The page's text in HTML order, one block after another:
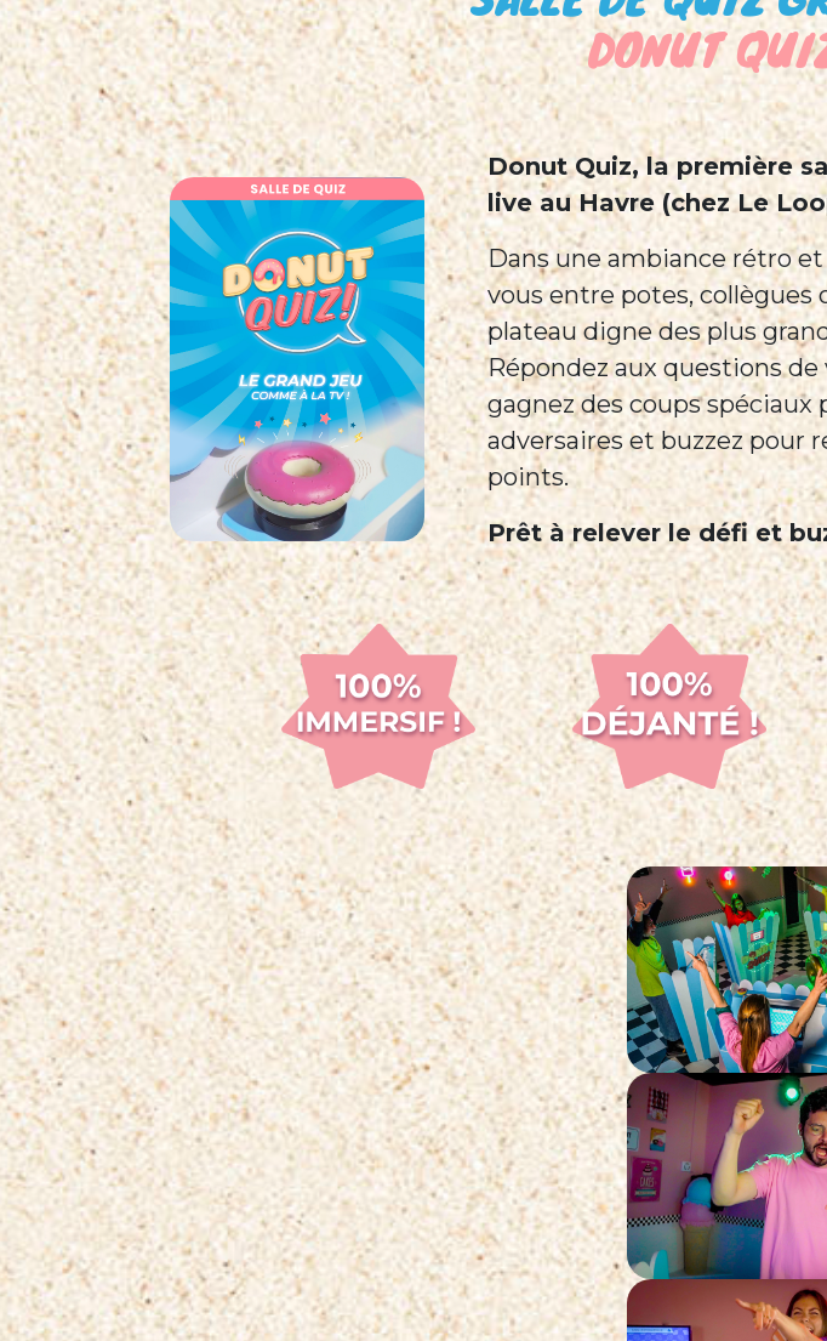
DONUT
Donut Quiz, la première
live au Havre (chez Le
Dans une ambiance rétro
vous entre potes, collègues
plateau digne des plus
Répondez aux questions
gagnez des coups spéciaux
adversaires et buzzez pour
points.
Prêt à relever le défi et